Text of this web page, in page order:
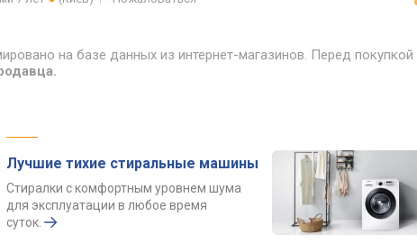
на базе данных из интернет-магазинов. Перед покупкой
Лучшие тихие стиральные машины
Стиралки с комфортным уровнем шума
для эксплуатации в любое время
суток.